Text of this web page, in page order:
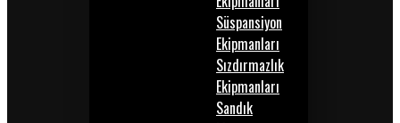
Süspansiyon
Ekipmanları
Sızdırmazlık
Ekipmanları
Sandık